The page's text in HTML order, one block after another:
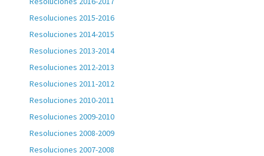
Resoluciones 2015-2016
Resoluciones 2014-2015
Resoluciones 2013-2014
Resoluciones 2012-2013
Resoluciones 2011-2012
Resoluciones 2010-2011
Resoluciones 2009-2010
Resoluciones 2008-2009
Resoluciones 2007-2008